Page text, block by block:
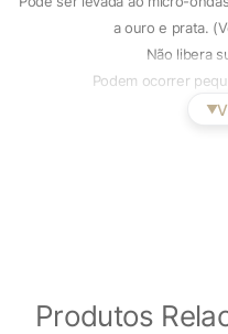
a ouro e prata.
Não libera
Podem ocorrer
▼
Produtos